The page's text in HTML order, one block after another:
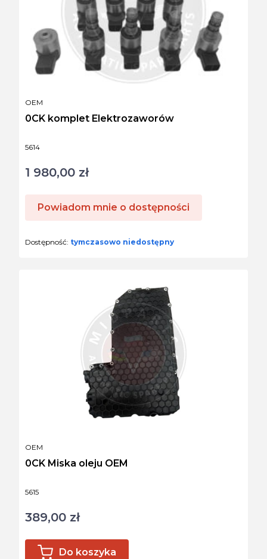
Kod produktu
5614
0CK komplet Elektrozaworów
PRODUCENT
OEM
Cena
1 980,00 zł
Powiadom mnie o dostępności
Dostępność: tymczasowo niedostępny
Kod produktu
5615
0CK Miska oleju OEM
PRODUCENT
OEM
Cena
389,00 zł
Do koszyka